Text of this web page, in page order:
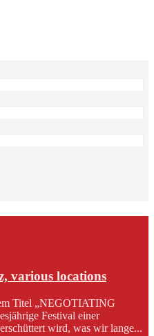
various locations
Titel „NEGOTIATING
Festival einer
wird, was wir lange...